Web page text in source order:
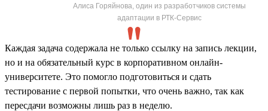
Алиса Горяйнова, один из разработчиков системы
адаптации в РТК-Сервис
Каждая задача содержала не только ссылку на запись лекции,
но и на обязательный курс в корпоративном онлайн-
университете. Это помогло подготовиться и сдать
тестирование с первой попытки, что очень важно, так как
пересдачи возможны лишь раз в неделю.